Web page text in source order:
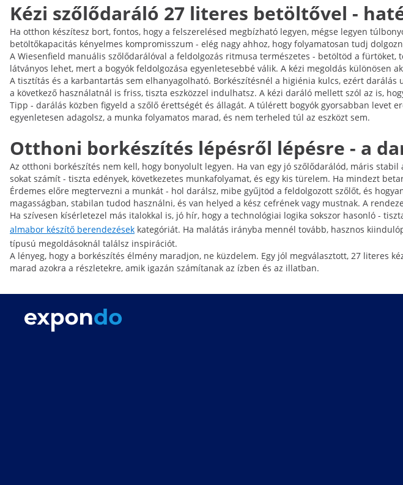
Kézi szőlődaráló 27 literes betöltővel -
Ha otthon készítesz bort, fontos, hogy a felszerelésed megbízható legyen, mégse legyen
betöltőkapacitás kényelmes kompromisszum - elég nagy ahhoz, hogy folyamatosan tudj
A Wiesenfield manuális szőlődarálóval a feldolgozás ritmusa természetes - betöltöd a
látványos lehet, mert a bogyók feldolgozása egyenletesebbé válik. A kézi megoldás
A tisztítás és a karbantartás sem elhanyagolható. Borkészítésnél a higiénia kulcs, ezért
a következő használatnál is friss, tiszta eszközzel indulhatsz. A kézi daráló mellett szól az is,
Tipp - darálás közben figyeld a szőlő érettségét és állagát. A túlérett bogyók gyorsabban levet
egyenletesen adagolsz, a munka folyamatos marad, és nem terheled túl az eszközt sem.
Otthoni borkészítés lépésről lépésre - a
Az otthoni borkészítés nem kell, hogy bonyolult legyen. Ha van egy jó szőlődarálód, máris
sokat számít - tiszta edények, következetes munkafolyamat, és egy kis türelem. Ha mindezt
Érdemes előre megtervezni a munkát - hol darálsz, mibe gyűjtöd a feldolgozott szőlőt, és
magasságban, stabilan tudod használni, és van helyed a kész cefrének vagy mustnak. A
Ha szívesen kísérletezel más italokkal is, jó hír, hogy a technológiai logika sokszor hasonló -
almabor készítő berendezések kategóriát. Ha malátás irányba mennél tovább, hasznos
típusú megoldásoknál találsz inspirációt.
A lényeg, hogy a borkészítés élmény maradjon, ne küzdelem. Egy jól megválasztott, 27 literes
marad azokra a részletekre, amik igazán számítanak az ízben és az illatban.